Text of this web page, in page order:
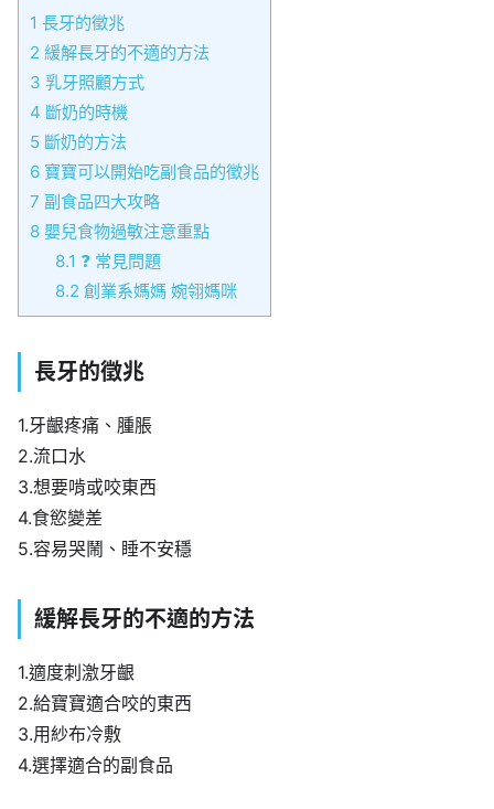
1 長牙的徵兆
2 緩解長牙的不適的方法
3 乳牙照顧方式
4 斷奶的時機
5 斷奶的方法
6 寶寶可以開始吃副食品的徵兆
7 副食品四大攻略
8 嬰兒食物過敏注意重點
8.1 ❓ 常見問題
8.2 創業系媽媽 婉翎媽咪
長牙的徵兆
1.牙齦疼痛、腫脹
2.流口水
3.想要啃或咬東西
4.食慾變差
5.容易哭鬧、睡不安穩
緩解長牙的不適的方法
1.適度刺激牙齦
2.給寶寶適合咬的東西
3.用紗布冷敷
4.選擇適合的副食品